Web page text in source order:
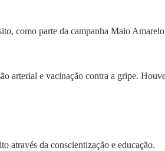
como parte da campanha Maio
arterial e vacinação contra a gripe.
através da conscientização e educação.